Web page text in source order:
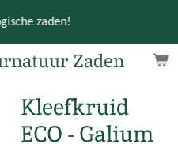
Zaden
zaden!
Kleefkruid
ECO - Galium